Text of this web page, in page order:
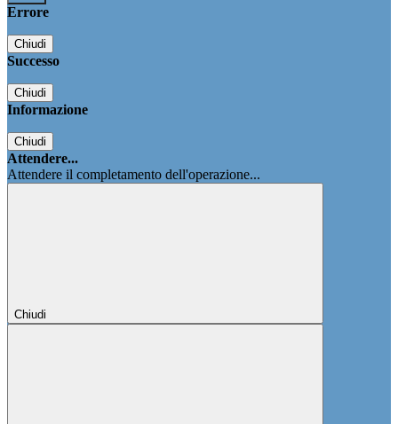
Errore
Chiudi
Successo
Chiudi
Informazione
Chiudi
Attendere...
Attendere il completamento dell'operazione...
Chiudi